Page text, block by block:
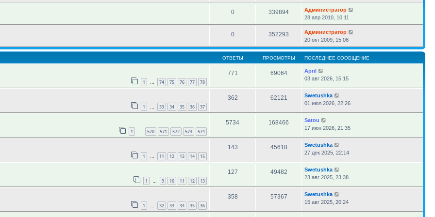
0 339894
Администратор
28 апр 2010, 10:11
0 352293
Администратор
20 окт 2009, 15:08
ОТВЕТЫ ПРОСМОТРЫ ПОСЛЕДНЕЕ СООБЩЕНИЕ
1 … 74 75 76 77 78
771 69064
April
03 авг 2026, 15:15
1 … 33 34 35 36 37
362 62121
Swetushka
01 июл 2026, 22:26
1 … 570 571 572 573 574
5734 168466
Satou
17 июн 2026, 21:35
1 … 11 12 13 14 15
143 45618
Swetushka
27 дек 2025, 22:14
1 … 9 10 11 12 13
127 49482
Swetushka
23 авг 2025, 23:38
1 … 32 33 34 35 36
358 57367
Swetushka
15 авг 2025, 20:24